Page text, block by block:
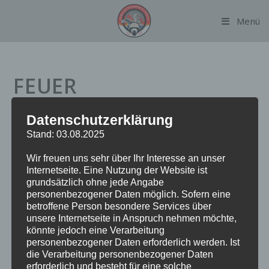
Menü
FEUER
Datum: 15. April 2024 um 15:16 Uhr
Einsatzort:Caesar-Klein-Ring
Fahrzeuge:FF Alsterdorf
Weitere Kräfte:BF Alsterdorf, BF Barmbek, FF Fuhlsbüttel,
Polizei
Einsatzbericht:
Datenschutzerklärung
Stand: 03.08.2025
Wir freuen uns sehr über Ihr Interesse an unser
Internetseite. Eine Nutzung der Website ist
grundsätzlich ohne jede Angabe
personenbezogener Daten möglich. Sofern eine
betroffene Person besondere Services über
unsere Internetseite in Anspruch nehmen möchte,
könnte jedoch eine Verarbeitung
personenbezogener Daten erforderlich werden. Ist
die Verarbeitung personenbezogener Daten
erforderlich und besteht für eine solche